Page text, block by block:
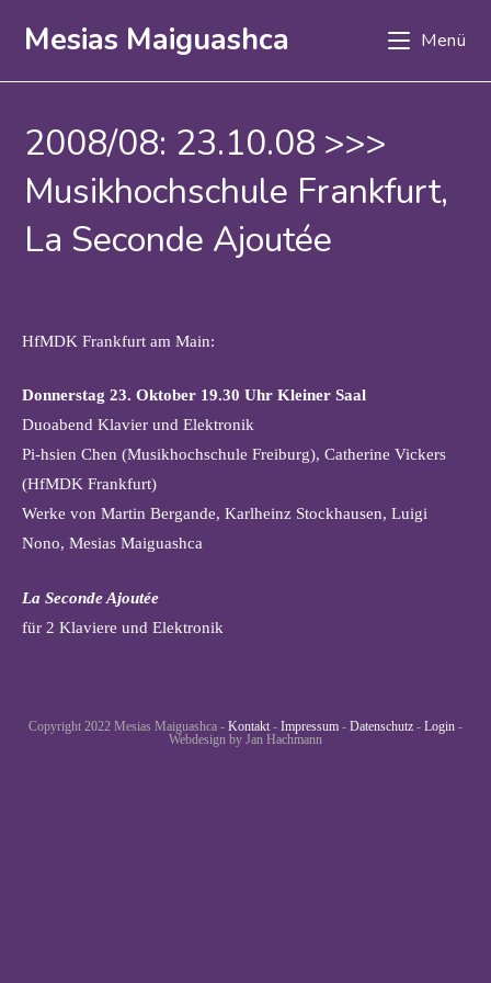
InhaltMesias Maiguashca Menü
2008/08: 23.10.08 >>>
Musikhochschule Frankfurt,
La Seconde Ajoutée
HfMDK Frankfurt am Main:
Donnerstag 23. Oktober 19.30 Uhr Kleiner Saal
Duoabend Klavier und Elektronik
Pi-hsien Chen (Musikhochschule Freiburg), Catherine Vickers
(HfMDK Frankfurt)
Werke von Martin Bergande, Karlheinz Stockhausen, Luigi
Nono, Mesias Maiguashca
La Seconde Ajoutée
für 2 Klaviere und Elektronik
Copyright 2022 Mesias Maiguashca - Kontakt - Impressum - Datenschutz - Login -
Webdesign by Jan Hachmann